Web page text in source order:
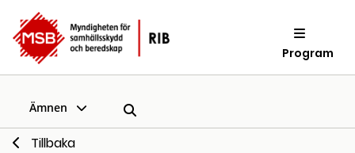
Program
Ämnen
Tillbaka